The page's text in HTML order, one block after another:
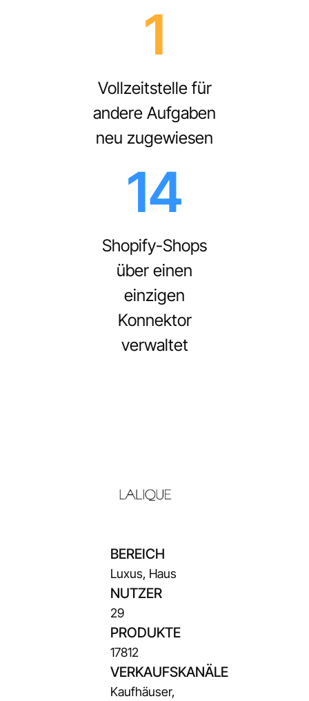
1
Vollzeitstelle für
andere Aufgaben
neu zugewiesen
14
Shopify-Shops
über einen
einzigen
Konnektor
verwaltet
BEREICH
Luxus, Haus
NUTZER
29
PRODUKTE
17812
VERKAUFSKANÄLE
Kaufhäuser,